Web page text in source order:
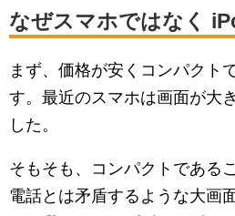
なぜスマホではなく
まず、価格が安くコンパクト
す。最近のスマホは画面が大
した。
そもそも、コンパクトである
電話とは矛盾するような大画